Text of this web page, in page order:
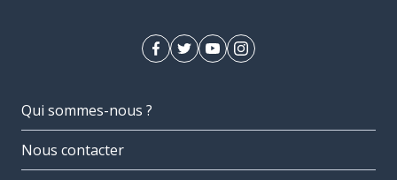
Qui sommes-nous ?
Nous contacter